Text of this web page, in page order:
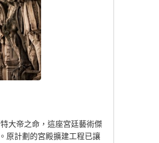
大帝之命，這座宮廷藝術傑
原計劃的宮殿擴建工程已讓